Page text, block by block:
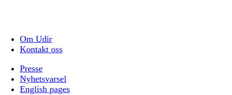
Om Udir
Kontakt oss
Presse
Nyhetsvarsel
English pages